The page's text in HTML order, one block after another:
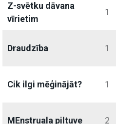
Z-svētku dāvana
vīrietim
1
Draudzība 1
Cik ilgi mēģinājāt? 1
MEnstruala piltuve 2